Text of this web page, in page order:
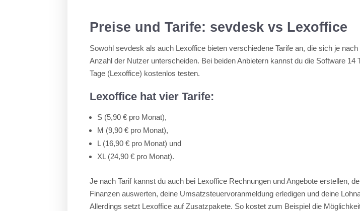
Preise und Tarife: sevdesk vs Lexoffice
Sowohl sevdesk als auch Lexoffice bieten verschiedene Tarife an, die sich je
Anzahl der Nutzer unterscheiden. Bei beiden Anbietern kannst du die Software 14
Tage (Lexoffice) kostenlos testen.
Lexoffice hat vier Tarife:
S (5,90 € pro Monat),
M (9,90 € pro Monat),
L (16,90 € pro Monat) und
XL (24,90 € pro Monat).
Je nach Tarif kannst du auch bei Lexoffice Rechnungen und Angebote erstellen,
Finanzen auswerten, deine Umsatzsteuervoranmeldung erledigen und deine
Allerdings setzt Lexoffice auf Zusatzpakete. So kostet zum Beispiel die